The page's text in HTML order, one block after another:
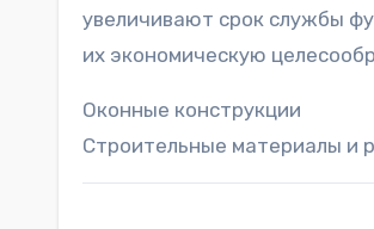
увеличивают срок службы
их экономическую
Оконные конструкции
Строительные материалы и